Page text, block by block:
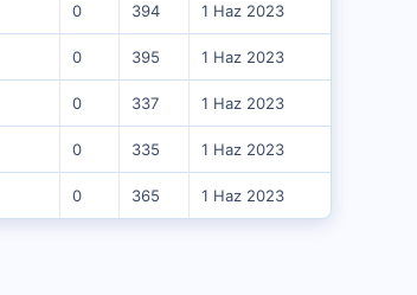
0 394 1 Haz 2023
0 395 1 Haz 2023
0 337 1 Haz 2023
0 335 1 Haz 2023
0 365 1 Haz 2023